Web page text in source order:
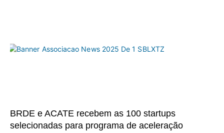
BRDE e ACATE recebem as 100 startups
selecionadas para programa de aceleração